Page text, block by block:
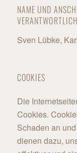
NAME UND
Sven Lübke,
COOKIES
Die
Cookies.
Schaden an
dienen dazu,